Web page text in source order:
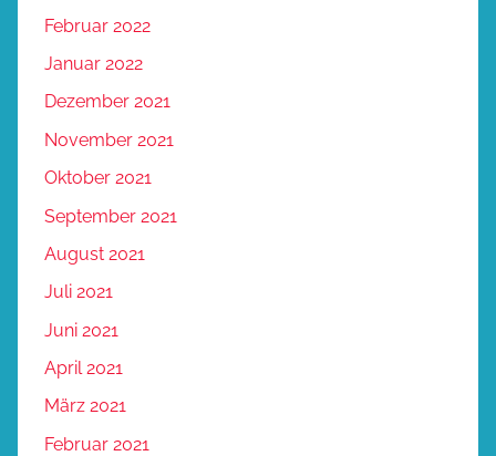
Februar 2022
Januar 2022
Dezember 2021
November 2021
Oktober 2021
September 2021
August 2021
Juli 2021
Juni 2021
April 2021
März 2021
Februar 2021